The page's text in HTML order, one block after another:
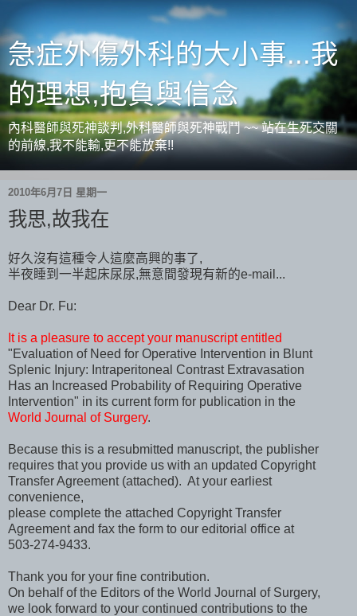
急症外傷外科的大小事...我
的理想,抱負與信念
內科醫師與死神談判,外科醫師與死神戰鬥 ~~ 站在生死交關
的前線,我不能輸,更不能放棄!!
2010年6月7日 星期一
我思,故我在
好久沒有這種令人這麼高興的事了,
半夜睡到一半起床尿尿,無意間發現有新的e-mail...
Dear Dr. Fu:
It is a pleasure to accept your manuscript entitled
"Evaluation of Need for Operative Intervention in Blunt
Splenic Injury: Intraperitoneal Contrast Extravasation
Has an Increased Probability of Requiring Operative
Intervention" in its current form for publication in the
World Journal of Surgery.
Because this is a resubmitted manuscript, the publisher
requires that you provide us with an updated Copyright
Transfer Agreement (attached). At your earliest
convenience,
please complete the attached Copyright Transfer
Agreement and fax the form to our editorial office at
503-274-9433.
Thank you for your fine contribution.
On behalf of the Editors of the World Journal of Surgery,
we look forward to your continued contributions to the